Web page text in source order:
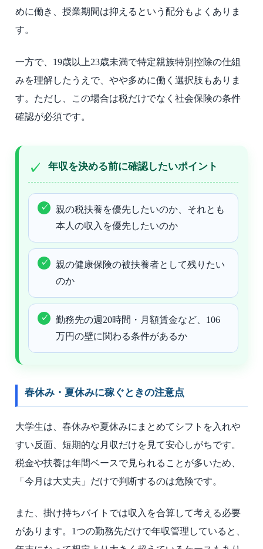
めに働き、授業期間は抑えるという配分もよくありま
す。
一方で、19歳以上23歳未満で特定親族特別控除の仕組
みを理解したうえで、やや多めに働く選択肢もありま
す。ただし、この場合は税だけでなく社会保険の条件
確認が必須です。
年収を決める前に確認したいポイント
親の税扶養を優先したいのか、それとも
本人の収入を優先したいのか
親の健康保険の被扶養者として残りたい
のか
勤務先の週20時間・月額賃金など、106
万円の壁に関わる条件があるか
春休み・夏休みに稼ぐときの注意点
大学生は、春休みや夏休みにまとめてシフトを入れや
すい反面、短期的な月収だけを見て安心しがちです。
税金や扶養は年間ベースで見られることが多いため、
「今月は大丈夫」だけで判断するのは危険です。
また、掛け持ちバイトでは収入を合算して考える必要
があります。1つの勤務先だけで年収管理していると、